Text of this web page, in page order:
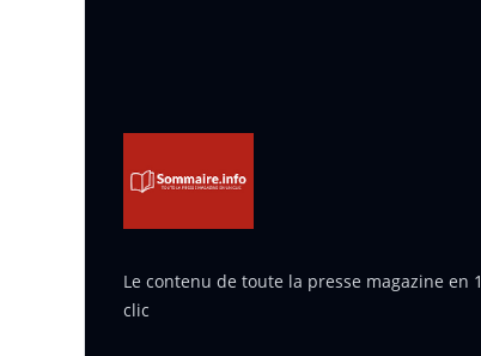
Le contenu de toute la presse magazine en 1
clic